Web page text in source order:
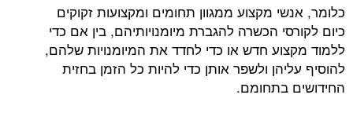
כלומר, אנשי מקצוע ממגוון תחומים ומקצועות זקוקים
כיום לקורסי הכשרה להגברת מיומנויותיהם, בין אם כדי
ללמוד מקצוע חדש או כדי לחדד את המיומנויות שלהם,
להוסיף עליהן ולשפר אותן כדי להיות כל הזמן בחזית
החידושים בתחומם.